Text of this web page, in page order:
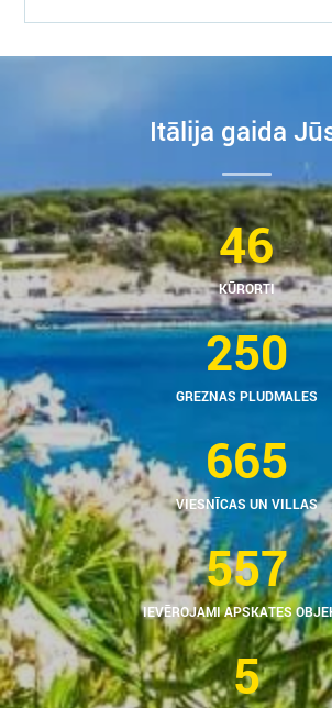
Itālija gaida
46
KŪRORTI
250
GREZNAS PLUDMALES
665
VIESNĪCAS UN VILLAS
557
IEVĒROJAMI APSKATES
5